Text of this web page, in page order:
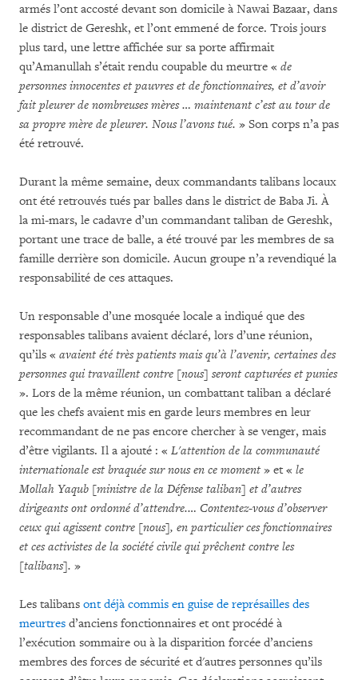
armés l’ont accosté devant son domicile à Nawai Bazaar, dans
le district de Gereshk, et l’ont emmené de force. Trois jours
plus tard, une lettre affichée sur sa porte affirmait
qu’Amanullah s’était rendu coupable du meurtre « de
personnes innocentes et pauvres et de fonctionnaires, et d’avoir
fait pleurer de nombreuses mères … maintenant c’est au tour de
sa propre mère de pleurer. Nous l’avons tué. » Son corps n’a pas
été retrouvé.
Durant la même semaine, deux commandants talibans locaux
ont été retrouvés tués par balles dans le district de Baba Ji. À
la mi-mars, le cadavre d’un commandant taliban de Gereshk,
portant une trace de balle, a été trouvé par les membres de sa
famille derrière son domicile. Aucun groupe n’a revendiqué la
responsabilité de ces attaques.
Un responsable d’une mosquée locale a indiqué que des
responsables talibans avaient déclaré, lors d’une réunion,
qu’ils « avaient été très patients mais qu’à l’avenir, certaines des
personnes qui travaillent contre [nous] seront capturées et punies
». Lors de la même réunion, un combattant taliban a déclaré
que les chefs avaient mis en garde leurs membres en leur
recommandant de ne pas encore chercher à se venger, mais
d’être vigilants. Il a ajouté : « L'attention de la communauté
internationale est braquée sur nous en ce moment » et « le
Mollah Yaqub [ministre de la Défense taliban] et d’autres
dirigeants ont ordonné d’attendre.… Contentez-vous d’observer
ceux qui agissent contre [nous], en particulier ces fonctionnaires
et ces activistes de la société civile qui prêchent contre les
[talibans]. »
Les talibans ont déjà commis en guise de représailles des
meurtres d’anciens fonctionnaires et ont procédé à
l’exécution sommaire ou à la disparition forcée d’anciens
membres des forces de sécurité et d'autres personnes qu’ils